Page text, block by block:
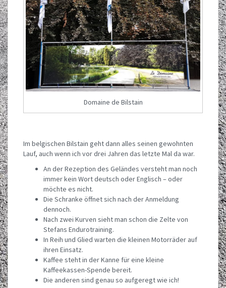
Domaine de Bilstain
Im belgischen Bilstain geht dann alles seinen gewohnten
Lauf, auch wenn ich vor drei Jahren das letzte Mal da war.
An der Rezeption des Geländes versteht man noch
immer kein Wort deutsch oder Englisch – oder
möchte es nicht.
Die Schranke öffnet sich nach der Anmeldung
dennoch.
Nach zwei Kurven sieht man schon die Zelte von
Stefans Endurotraining.
In Reih und Glied warten die kleinen Motorräder auf
ihren Einsatz.
Kaffee steht in der Kanne für eine kleine
Kaffeekassen-Spende bereit.
Die anderen sind genau so aufgeregt wie ich!